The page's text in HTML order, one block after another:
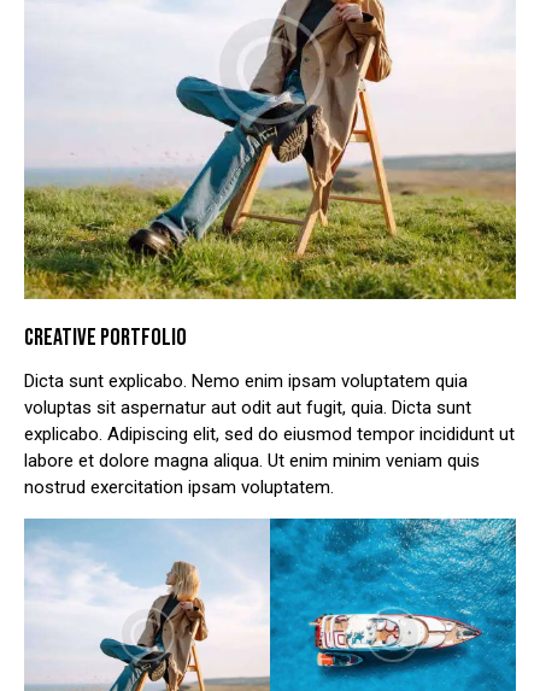
CREATIVE PORTFOLIO
Dicta sunt explicabo. Nemo enim ipsam voluptatem quia
voluptas sit aspernatur aut odit aut fugit, quia. Dicta sunt
explicabo. Adipiscing elit, sed do eiusmod tempor incididunt ut
labore et dolore magna aliqua. Ut enim minim veniam quis
nostrud exercitation ipsam voluptatem.